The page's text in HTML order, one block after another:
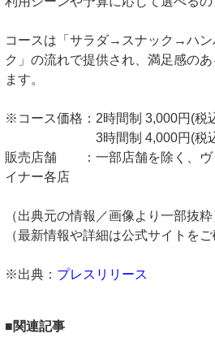
コースは「サラダ→スナック→ハ
ク」の流れで提供され、満足感の
ます。
※コース価格：2時間制 3,000円(税
3時間制 4,000円(税
販売店舗 ：一部店舗を除く、ヴ
イナー各店
（出典元の情報／画像より一部抜粋
（最新情報や詳細は公式サイトをご
※出典： プレスリリース
■関連記事